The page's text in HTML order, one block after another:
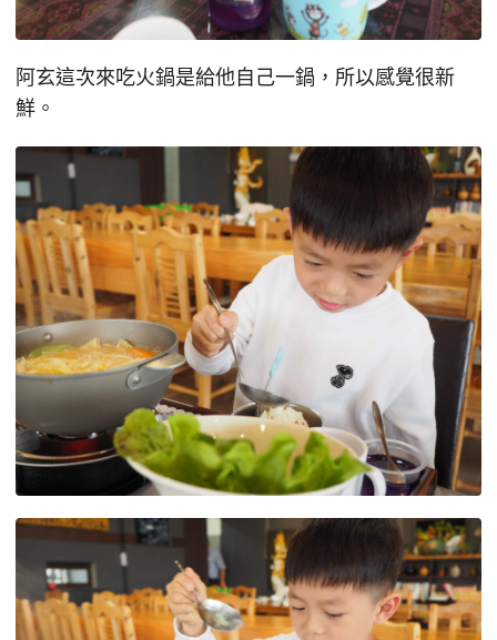
阿玄這次來吃火鍋是給他自己一鍋，所以感覺很新
鮮。